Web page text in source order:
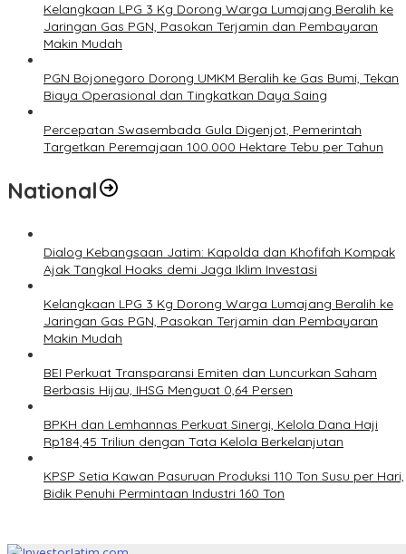
Kelangkaan LPG 3 Kg Dorong Warga Lumajang Beralih ke
Jaringan Gas PGN, Pasokan Terjamin dan Pembayaran
Makin Mudah
PGN Bojonegoro Dorong UMKM Beralih ke Gas Bumi, Tekan
Biaya Operasional dan Tingkatkan Daya Saing
Percepatan Swasembada Gula Digenjot, Pemerintah
Targetkan Peremajaan 100.000 Hektare Tebu per Tahun
National
Dialog Kebangsaan Jatim: Kapolda dan Khofifah Kompak
Ajak Tangkal Hoaks demi Jaga Iklim Investasi
Kelangkaan LPG 3 Kg Dorong Warga Lumajang Beralih ke
Jaringan Gas PGN, Pasokan Terjamin dan Pembayaran
Makin Mudah
BEI Perkuat Transparansi Emiten dan Luncurkan Saham
Berbasis Hijau, IHSG Menguat 0,64 Persen
BPKH dan Lemhannas Perkuat Sinergi, Kelola Dana Haji
Rp184,45 Triliun dengan Tata Kelola Berkelanjutan
KPSP Setia Kawan Pasuruan Produksi 110 Ton Susu per Hari,
Bidik Penuhi Permintaan Industri 160 Ton